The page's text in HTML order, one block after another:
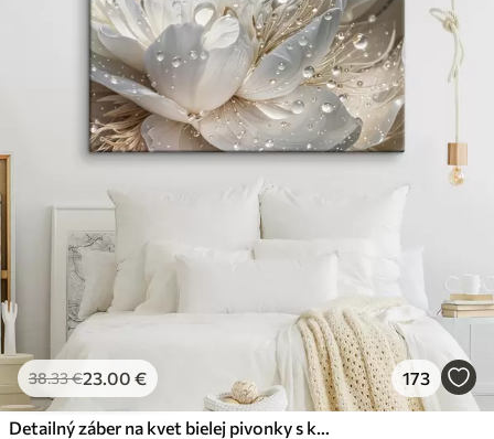
38.33€23.00 € 173
Detailný záber na kvet bielej pivonky s kvapôčkami vody na okvetných lístkoch na rozostrenom pozadí